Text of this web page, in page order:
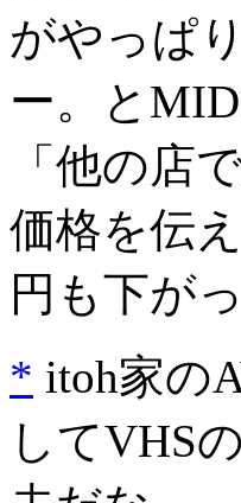
がやっぱ
ー。と
「他の店
価格を伝
円も下が
* itoh家の
してVHS